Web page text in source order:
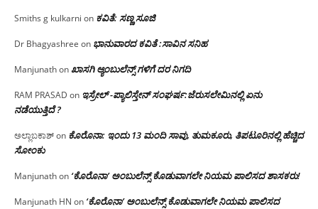
Smiths g kulkarni on ಕವಿತೆ: ಸಣ್ಣ ಸೂಜಿ
Dr Bhagyashree on ಭಾನುವಾರದ ಕವಿತೆ :ಸಾವಿನ ಸನಿಹ
Manjunathonಖಾಸಗಿ ಆ್ಯಂಬುಲೆನ್ಸ್ ಗಳಿಗೆ ದರ ನಿಗದಿ
RAM PRASAD on ಇಸ್ರೇಲ್ -ಪ್ಯಾಲಿಸ್ತೇನ್ ಸಂಘರ್ಷ:ಜೆರುಸಲೇಮಿನಲ್ಲಿ ಏನು
ನಡೆಯುತ್ತಿದೆ ?
ಅಲ್ಲಾಬಕಾಶ್on ಕೊರೊನಾ: ಇಂದು 13 ಮಂದಿ ಸಾವು, ತುಮಕೂರು, ತಿಪಟೂರಿನಲ್ಲಿ ಹೆಚ್ಚಿದ
ಸೋಂಕು
Manjunathon ‘ಕೊರೊನಾ’ ಅಂಬುಲೆನ್ಸ್ ಕೊಡುವಾಗಲೇ ನಿಯಮ ಪಾಲಿಸದ ಶಾಸಕರು!
Manjunath HN on ‘ಕೊರೊನಾ’ ಅಂಬುಲೆನ್ಸ್ ಕೊಡುವಾಗಲೇ ನಿಯಮ ಪಾಲಿಸದ